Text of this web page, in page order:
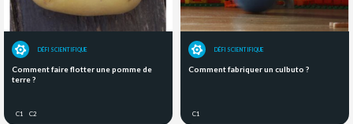
DÉFI SCIENTIFIQUE
Comment faire flotter une pomme de
terre ?
C1 C2
DÉFI SCIENTIFIQUE
Comment fabriquer un culbuto ?
C1